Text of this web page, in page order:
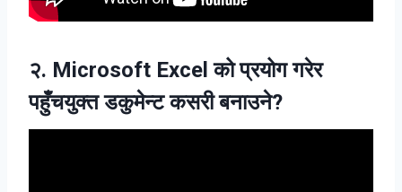
२. Microsoft Excel को प्रयोग गरेर
पहुँचयुक्त डकुमेन्ट कसरी बनाउने?